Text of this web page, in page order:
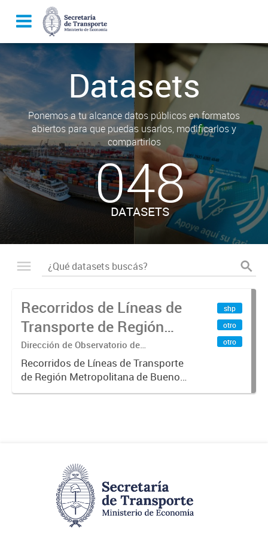
Datasets
Ponemos a tu alcance datos públicos en formatos
abiertos para que puedas usarlos, modificarlos y
compartirlos
048
DATASETS
Recorridos de Líneas de
Transporte de Región
Metropolitana de
Buenos Aires (RMBA)
Dirección de Observatorio de
Transporte, Estudio y Sistemas
Recorridos de Líneas de Transporte
de Región Metropolitana de Buenos
Aires (RMBA).-
shp
otro
otro